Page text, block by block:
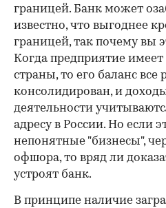
границей. Банк может
известно, что выгоднее
границей, так почему вы
Когда предприятие
страны, то его баланс все
консолидирован, и
деятельности
адресу в России. Но если
непонятные "бизнесы",
офшора, то вряд ли
устроят банк.
В принципе наличие